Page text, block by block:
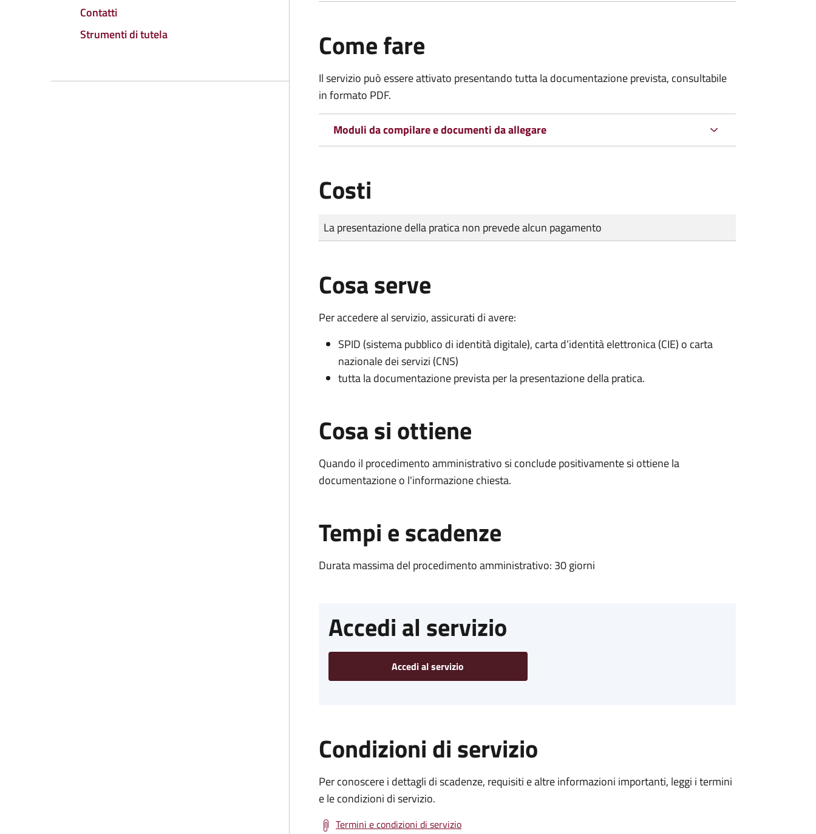
Contatti
Strumenti di tutela
Come fare
Il servizio può essere attivato presentando tutta la documentazione prevista, consultabile
in formato PDF.
Moduli da compilare e documenti da allegare
Costi
Tipo di pagamento
Importo
La presentazione della pratica non prevede alcun pagamento
Cosa serve
Per accedere al servizio, assicurati di avere:
SPID (sistema pubblico di identità digitale), carta d’identità elettronica (CIE) o carta
nazionale dei servizi (CNS)
tutta la documentazione prevista per la presentazione della pratica.
Cosa si ottiene
Quando il procedimento amministrativo si conclude positivamente si ottiene la
documentazione o l'informazione chiesta.
Tempi e scadenze
Durata massima del procedimento amministrativo: 30 giorni
Accedi al servizio
Accedi al servizio
Condizioni di servizio
Per conoscere i dettagli di scadenze, requisiti e altre informazioni importanti, leggi i termini
e le condizioni di servizio.
Termini e condizioni di servizio